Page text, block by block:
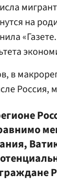
на
в
Россия,